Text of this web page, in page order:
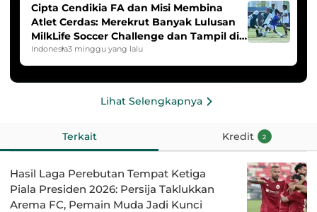
Cipta Cendikia FA dan Misi Membina
Atlet Cerdas: Merekrut Banyak Lulusan
MilkLife Soccer Challenge dan Tampil di
HYDROPLUS Soccer League
Indonesia3 minggu yang lalu
Lihat Selengkapnya
Terkait Kredit 2
Hasil Laga Perebutan Tempat Ketiga
Piala Presiden 2026: Persija Taklukkan
Arema FC, Pemain Muda Jadi Kunci